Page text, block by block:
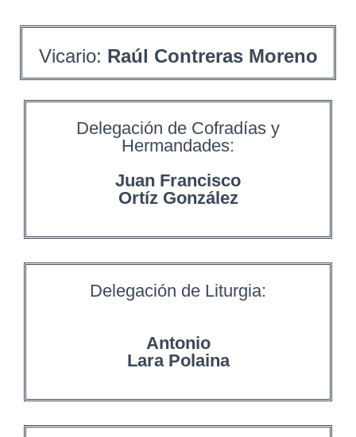
Vicario: Raúl Contreras Moreno
Delegación de Cofradías y
Hermandades:
Juan Francisco
Ortíz González
Delegación de Liturgia:
Antonio
Lara Polaina